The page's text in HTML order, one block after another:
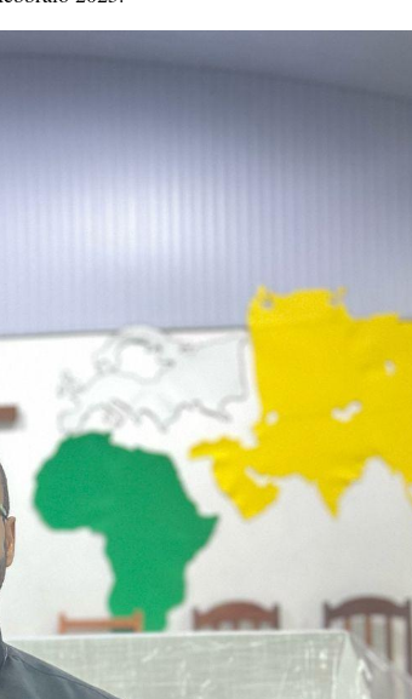
Lemessa.
risposto con amore e gioia alla chiamata
la missione del Regno nel carisma di San
essere inviati in missione. Accompagniamoci